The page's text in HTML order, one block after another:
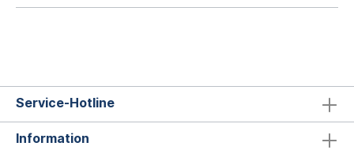
Service-Hotline
Information